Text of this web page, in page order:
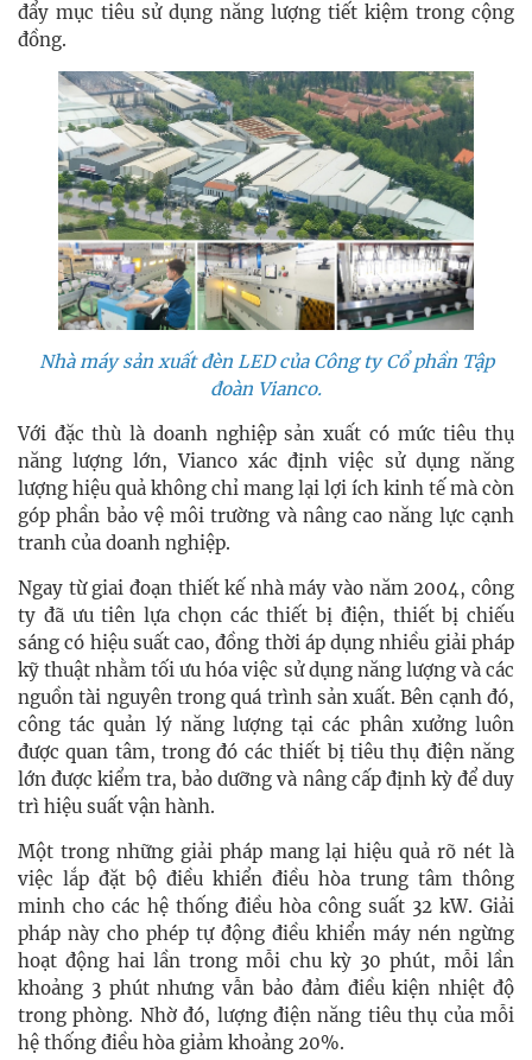
đẩy mục tiêu sử dụng năng lượng tiết kiệm trong cộng
đồng.
Nhà máy sản xuất đèn LED của Công ty Cổ phần Tập
đoàn Vianco.
Với đặc thù là doanh nghiệp sản xuất có mức tiêu thụ
năng lượng lớn, Vianco xác định việc sử dụng năng
lượng hiệu quả không chỉ mang lại lợi ích kinh tế mà còn
góp phần bảo vệ môi trường và nâng cao năng lực cạnh
tranh của doanh nghiệp.
Ngay từ giai đoạn thiết kế nhà máy vào năm 2004, công
ty đã ưu tiên lựa chọn các thiết bị điện, thiết bị chiếu
sáng có hiệu suất cao, đồng thời áp dụng nhiều giải pháp
kỹ thuật nhằm tối ưu hóa việc sử dụng năng lượng và các
nguồn tài nguyên trong quá trình sản xuất. Bên cạnh đó,
công tác quản lý năng lượng tại các phân xưởng luôn
được quan tâm, trong đó các thiết bị tiêu thụ điện năng
lớn được kiểm tra, bảo dưỡng và nâng cấp định kỳ để duy
trì hiệu suất vận hành.
Một trong những giải pháp mang lại hiệu quả rõ nét là
việc lắp đặt bộ điều khiển điều hòa trung tâm thông
minh cho các hệ thống điều hòa công suất 32 kW. Giải
pháp này cho phép tự động điều khiển máy nén ngừng
hoạt động hai lần trong mỗi chu kỳ 30 phút, mỗi lần
khoảng 3 phút nhưng vẫn bảo đảm điều kiện nhiệt độ
trong phòng. Nhờ đó, lượng điện năng tiêu thụ của mỗi
hệ thống điều hòa giảm khoảng 20%.